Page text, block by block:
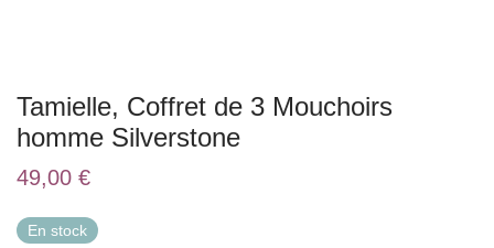
Tamielle, Coffret de 3 Mouchoirs
homme Silverstone
49,00 €
En stock